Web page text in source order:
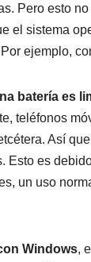
Pero esto
el sistema
ejemplo,
batería es
teléfonos
Así
Esto es
un uso
Windows,